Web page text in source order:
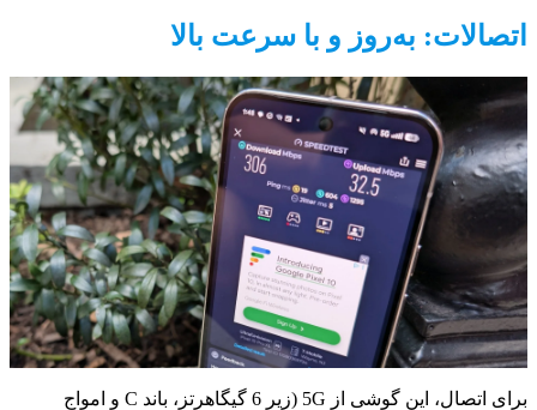
اتصالات: به‌روز و با سرعت بالا
برای اتصال، این گوشی از 5G (زیر 6 گیگاهرتز، باند C و امواج